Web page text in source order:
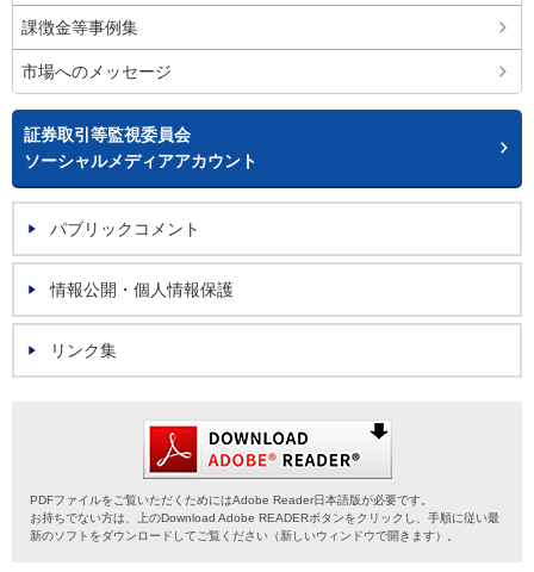
課徴金等事例集
市場へのメッセージ
証券取引等監視委員会
ソーシャルメディアアカウント
パブリックコメント
情報公開・個人情報保護
リンク集
PDFファイルをご覧いただくためにはAdobe Reader日本語版が必要です。
お持ちでない方は、上のDownload Adobe READERボタンをクリックし、手順に従い最
新のソフトをダウンロードしてご覧ください（新しいウィンドウで開きます）。